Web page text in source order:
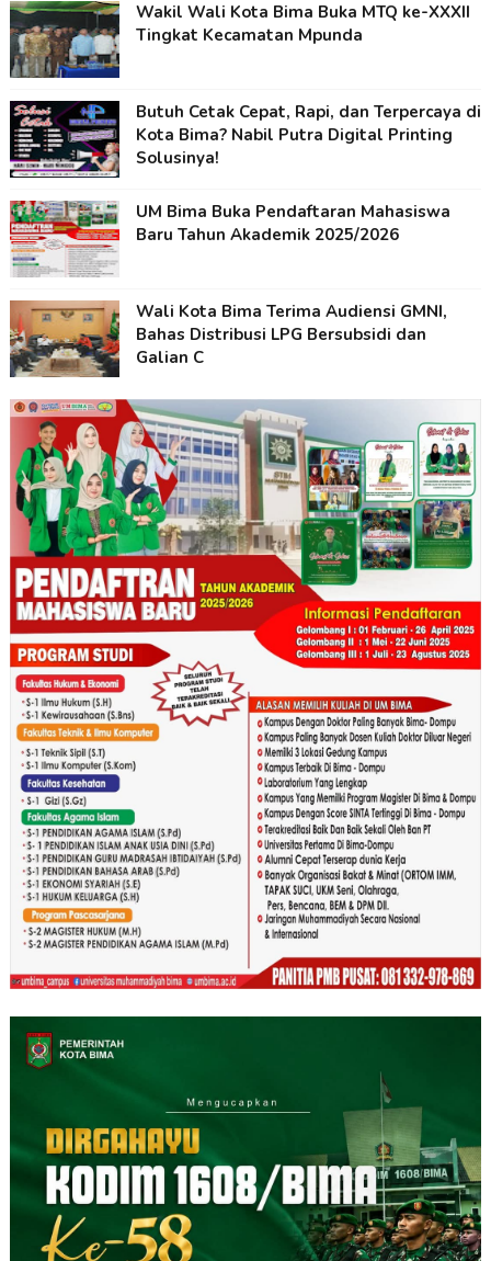
Wakil Wali Kota Bima Buka MTQ ke-XXXII
Tingkat Kecamatan Mpunda
Butuh Cetak Cepat, Rapi, dan Terpercaya di
Kota Bima? Nabil Putra Digital Printing
Solusinya!
UM Bima Buka Pendaftaran Mahasiswa
Baru Tahun Akademik 2025/2026
Wali Kota Bima Terima Audiensi GMNI,
Bahas Distribusi LPG Bersubsidi dan
Galian C